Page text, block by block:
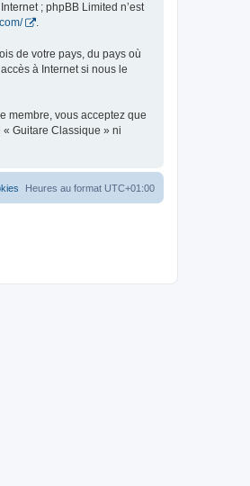
; phpBB Limited n’est
.
de votre pays, du pays où
à Internet si nous le
membre, vous acceptez que
Guitare Classique » ni
Heures au format UTC+01:00